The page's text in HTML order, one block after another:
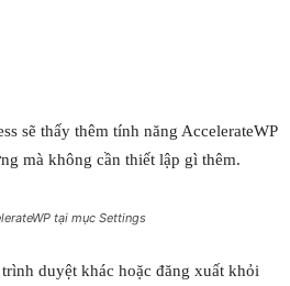
sẽ thấy thêm tính năng AccelerateWP
mà không cần thiết lập gì thêm.
tại mục Settings
duyệt khác hoặc đăng xuất khỏi